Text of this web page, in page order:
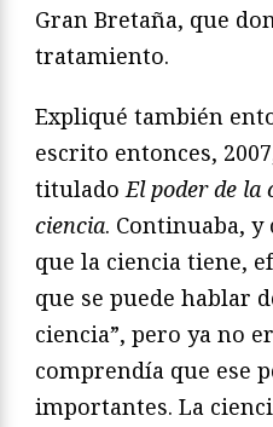
Gran Bretaña, que
tratamiento.
Expliqué también
escrito entonces,
tituladoEl poder de la
ciencia. Continuaba,
que la ciencia tiene,
que se puede hablar
ciencia”, pero ya no
comprendía que ese
importantes. La